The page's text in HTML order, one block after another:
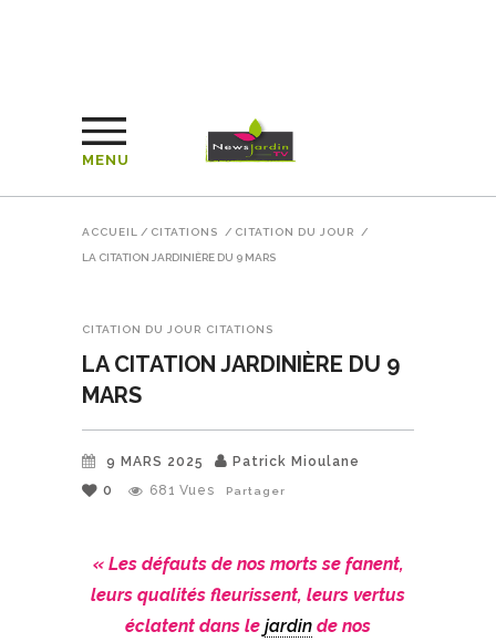
MENU
ACCUEIL / CITATIONS / CITATION DU JOUR /
LA CITATION JARDINIÈRE DU 9 MARS
CITATION DU JOUR CITATIONS
LA CITATION JARDINIÈRE DU 9
MARS
9 MARS 2025
Patrick Mioulane
0
681 Vues Partager
« Les défauts de nos morts se fanent,
leurs qualités fleurissent, leurs vertus
éclatent dans le jardin de nos